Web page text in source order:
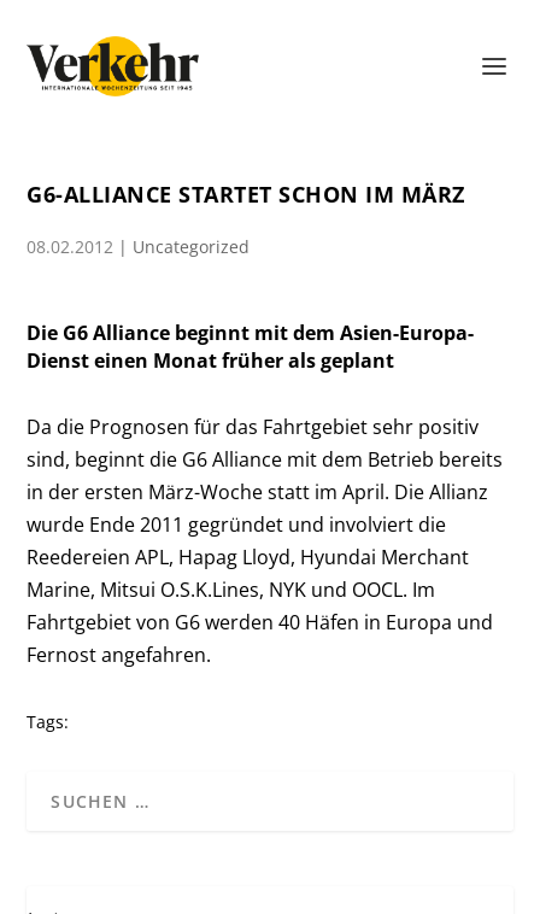
G6-ALLIANCE STARTET SCHON IM MÄRZ
08.02.2012 | Uncategorized
Die G6 Alliance beginnt mit dem Asien-Europa-
Dienst einen Monat früher als geplant
Da die Prognosen für das Fahrtgebiet sehr positiv
sind, beginnt die G6 Alliance mit dem Betrieb bereits
in der ersten März-Woche statt im April. Die Allianz
wurde Ende 2011 gegründet und involviert die
Reedereien APL, Hapag Lloyd, Hyundai Merchant
Marine, Mitsui O.S.K.Lines, NYK und OOCL. Im
Fahrtgebiet von G6 werden 40 Häfen in Europa und
Fernost angefahren.
Tags: